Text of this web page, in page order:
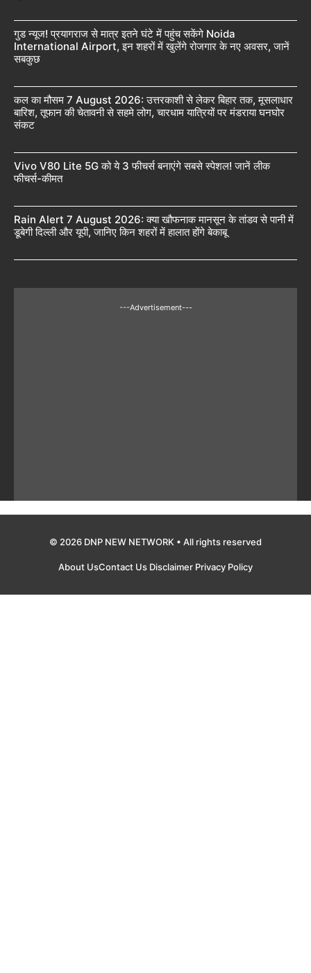
गुड न्यूज! प्रयागराज से मात्र इतने घंटे में पहुंच सकेंगे Noida
International Airport, इन शहरों में खुलेंगे रोजगार के नए अवसर, जानें
सबकुछ
कल का मौसम 7 August 2026: उत्तरकाशी से लेकर बिहार तक, मूसलाधार
बारिश, तूफान की चेतावनी से सहमे लोग, चारधाम यात्रियों पर मंडराया घनघोर
संकट
Vivo V80 Lite 5G को ये 3 फीचर्स बनाएंगे सबसे स्पेशल! जानें लीक
फीचर्स-कीमत
Rain Alert 7 August 2026: क्या खौफनाक मानसून के तांडव से पानी में
डूबेगी दिल्ली और यूपी, जानिए किन शहरों में हालात होंगे बेकाबू
---Advertisement---
© 2026 DNP NEW NETWORK • All rights reserved
About UsContact Us Disclaimer Privacy Policy